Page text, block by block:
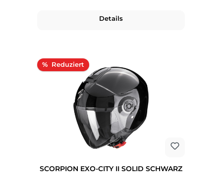
Details
% Rabatt
SCORPION EXO-CITY II SOLID SCHWARZ